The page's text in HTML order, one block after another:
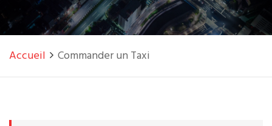
Accueil Commander un Taxi